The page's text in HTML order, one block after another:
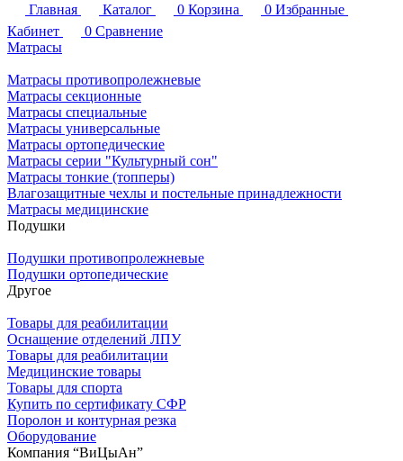
Главная
Каталог 0 Корзина 0 Избранные
Кабинет
0 Сравнение
Матрасы
Матрасы противопролежневые
Матрасы секционные
Матрасы специальные
Матрасы универсальные
Матрасы ортопедические
Матрасы серии "Культурный сон"
Матрасы тонкие (топперы)
Влагозащитные чехлы и постельные принадлежности
Матрасы медицинские
Подушки
Подушки противопролежневые
Подушки ортопедические
Другое
Товары для реабилитации
Оснащение отделений ЛПУ
Товары для реабилитации
Медицинские товары
Товары для спорта
Купить по сертификату СФР
Поролон и контурная резка
Оборудование
Компания “ВиЦыАн”